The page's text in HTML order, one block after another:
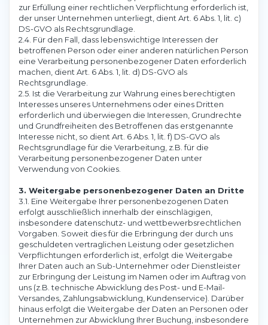
zur Erfüllung einer rechtlichen Verpflichtung erforderlich ist,
der unser Unternehmen unterliegt, dient Art. 6 Abs. 1, lit. c)
DS-GVO als Rechtsgrundlage.
2.4. Für den Fall, dass lebenswichtige Interessen der
betroffenen Person oder einer anderen natürlichen Person
eine Verarbeitung personenbezogener Daten erforderlich
machen, dient Art. 6 Abs. 1, lit. d) DS-GVO als
Rechtsgrundlage.
2.5. Ist die Verarbeitung zur Wahrung eines berechtigten
Interesses unseres Unternehmens oder eines Dritten
erforderlich und überwiegen die Interessen, Grundrechte
und Grundfreiheiten des Betroffenen das erstgenannte
Interesse nicht, so dient Art. 6 Abs. 1, lit. f) DS-GVO als
Rechtsgrundlage für die Verarbeitung, z.B. für die
Verarbeitung personenbezogener Daten unter
Verwendung von Cookies.
3. Weitergabe personenbezogener Daten an Dritte
3.1. Eine Weitergabe Ihrer personenbezogenen Daten
erfolgt ausschließlich innerhalb der einschlägigen,
insbesondere datenschutz- und wettbewerbsrechtlichen
Vorgaben. Soweit dies für die Erbringung der durch uns
geschuldeten vertraglichen Leistung oder gesetzlichen
Verpflichtungen erforderlich ist, erfolgt die Weitergabe
Ihrer Daten auch an Sub-Unternehmer oder Dienstleister
zur Erbringung der Leistung im Namen oder im Auftrag von
uns (z.B. technische Abwicklung des Post- und E-Mail-
Versandes, Zahlungsabwicklung, Kundenservice). Darüber
hinaus erfolgt die Weitergabe der Daten an Personen oder
Unternehmen zur Abwicklung Ihrer Buchung, insbesondere